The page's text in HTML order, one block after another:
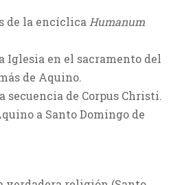
de la encíclica Humanum
Iglesia en el sacramento del
de Aquino.
secuencia de Corpus Christi.
a Santo Domingo de